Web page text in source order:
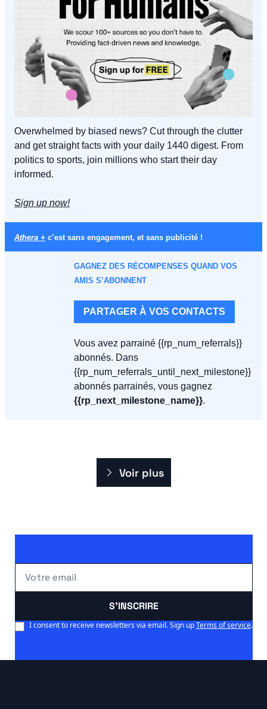
Overwhelmed by biased news? Cut through the clutter
and get straight facts with your daily 1440 digest. From
politics to sports, join millions who start their day
informed.
Sign up now!
Athera + c’est sans engagement, et sans publicité !
GAGNEZ DES RÉCOMPENSES QUAND VOS
AMIS S’ABONNENT
PARTAGER À VOS CONTACTS
Vous avez parrainé {{rp_num_referrals}}
abonnés. Dans
{{rp_num_referrals_until_next_milestone}}
{{rp_next_milestone_name}}.
Voir plus
S'INSCRIRE
I consent to receive newsletters via email. Sign up Terms of service.